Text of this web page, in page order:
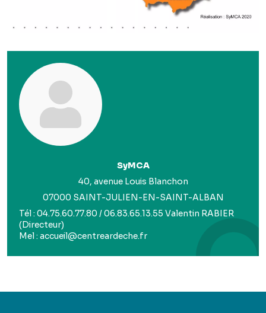
SyMCA
40, avenue Louis Blanchon
07000 SAINT-JULIEN-EN-SAINT-ALBAN
Tél : 04.75.60.77.80 / 06.83.65.13.55 Valentin RABIER
(Directeur)
Mel : accueil@centreardeche.fr